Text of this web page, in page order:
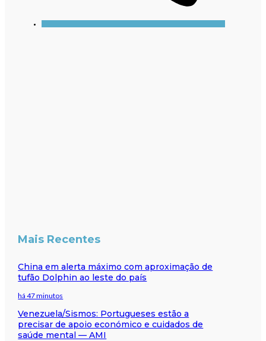
Mais Recentes
China em alerta máximo com aproximação de
tufão Dolphin ao leste do país
há 47 minutos
Venezuela/Sismos: Portugueses estão a
precisar de apoio económico e cuidados de
saúde mental — AMI